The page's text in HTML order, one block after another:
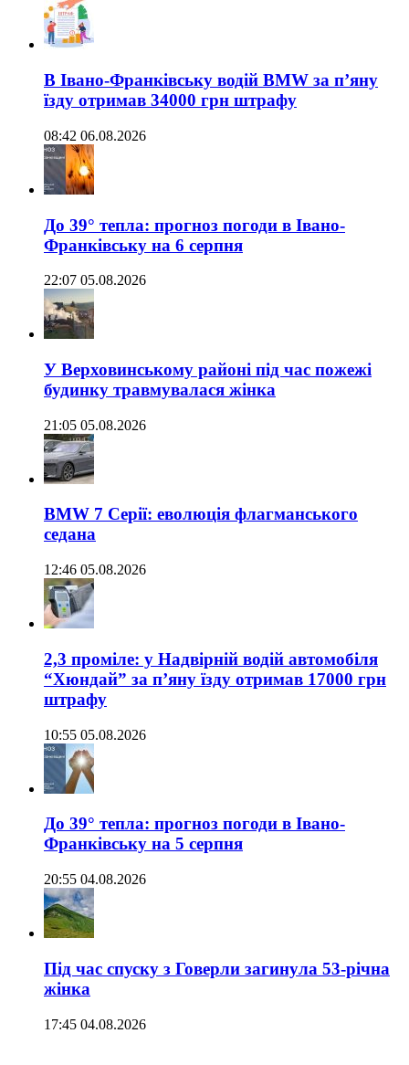
В Івано-Франківську водій BMW за п’яну
їзду отримав 34000 грн штрафу
08:42 06.08.2026
До 39° тепла: прогноз погоди в Івано-
Франківську на 6 серпня
22:07 05.08.2026
У Верховинському районі під час пожежі
будинку травмувалася жінка
21:05 05.08.2026
BMW 7 Серії: еволюція флагманського
седана
12:46 05.08.2026
2,3 проміле: у Надвірній водій автомобіля
“Хюндай” за п’яну їзду отримав 17000 грн
штрафу
10:55 05.08.2026
До 39° тепла: прогноз погоди в Івано-
Франківську на 5 серпня
20:55 04.08.2026
Під час спуску з Говерли загинула 53-річна
жінка
17:45 04.08.2026